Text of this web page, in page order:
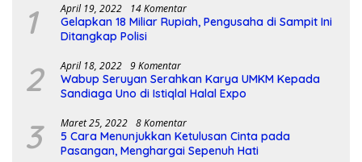
1 April 19, 2022 14 Komentar
Gelapkan 18 Miliar Rupiah, Pengusaha di Sampit Ini
Ditangkap Polisi
2 April 18, 2022 9 Komentar
Wabup Seruyan Serahkan Karya UMKM Kepada
Sandiaga Uno di Istiqlal Halal Expo
3 Maret 25, 2022 8 Komentar
5 Cara Menunjukkan Ketulusan Cinta pada
Pasangan, Menghargai Sepenuh Hati